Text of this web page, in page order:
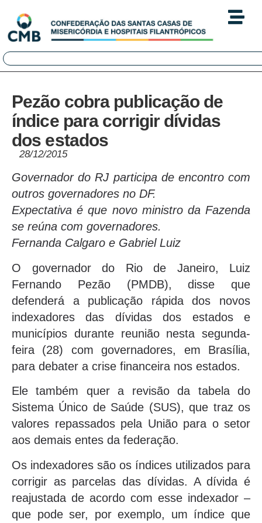
Pezão cobra publicação de
índice para corrigir dívidas
dos estados
28/12/2015
Governador do RJ participa de encontro com
outros governadores no DF.
Expectativa é que novo ministro da Fazenda
se reúna com governadores.
Fernanda Calgaro e Gabriel Luiz
O governador do Rio de Janeiro, Luiz
Fernando Pezão (PMDB), disse que
defenderá a publicação rápida dos novos
indexadores das dívidas dos estados e
municípios durante reunião nesta segunda-
feira (28) com governadores, em Brasília,
para debater a crise financeira nos estados.
Ele também quer a revisão da tabela do
Sistema Único de Saúde (SUS), que traz os
valores repassados pela União para o setor
aos demais entes da federação.
Os indexadores são os índices utilizados para
corrigir as parcelas das dívidas. A dívida é
reajustada de acordo com esse indexador –
que pode ser, por exemplo, um índice que